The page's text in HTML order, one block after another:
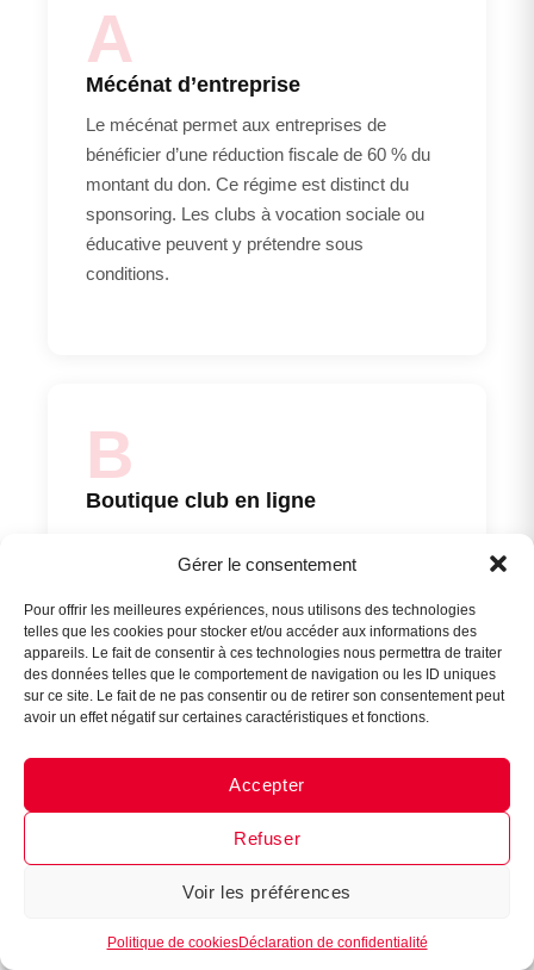
Gérer le consentement
Pour offrir les meilleures expériences, nous utilisons des technologies
telles que les cookies pour stocker et/ou accéder aux informations des
appareils. Le fait de consentir à ces technologies nous permettra de traiter
des données telles que le comportement de navigation ou les ID uniques
sur ce site. Le fait de ne pas consentir ou de retirer son consentement peut
avoir un effet négatif sur certaines caractéristiques et fonctions.
Accepter
Refuser
Voir les préférences
Politique de cookiesDéclaration de confidentialité
Messenger · Instagram
A
Mécénat d’entreprise
Le mécénat permet aux entreprises de
bénéficier d’une réduction fiscale de 60 % du
montant du don. Ce régime est distinct du
sponsoring. Les clubs à vocation sociale ou
éducative peuvent y prétendre sous
conditions.
B
Boutique club en ligne
en ligne permettant à chaque joueur ou famille
de commander directement les tenues à leur
nom. Ce modèle soulage la trésorerie du club,
qui n’avance plus les fonds pour l’équipement
individuel.
C
Certaines marques spécialisées proposent